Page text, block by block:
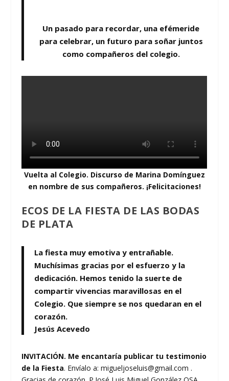
Un pasado para recordar, una efémeride
para celebrar, un futuro para soñar juntos
como compañeros del colegio.
Vuelta al Colegio. Discurso de Marina Domínguez
en nombre de sus compañeros. ¡Felicitaciones!
ECOS DE LA FIESTA DE LAS BODAS
DE PLATA
La fiesta muy emotiva y entrañable.
Muchísimas gracias por el esfuerzo y la
dedicación. Hemos tenido la suerte de
compartir vivencias maravillosas en el
Colegio. Que siempre se nos quedaran en el
corazón.
Jesús Acevedo
INVITACIÓN. Me encantaría publicar tu testimonio
de la Fiesta. Envíalo a: migueljoseluis@gmail.com .